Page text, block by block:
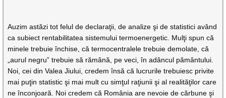
Auzim astăzi tot felul de declaraţii, de analize şi de statistici având
ca subiect rentabilitatea sistemului termoenergetic. Mulţi spun că
minele trebuie închise, că termocentralele trebuie demolate, că
„aurul negru” trebuie să rămână, pe veci, în adâncul pământului.
Noi, cei din Valea Jiului, credem însă că lucrurile trebuiesc privite
mai puţin statistic şi mai mult cu simţul raţiunii şi al realităţilor care
ne înconjoară. Noi credem că România are nevoie de cărbune şi